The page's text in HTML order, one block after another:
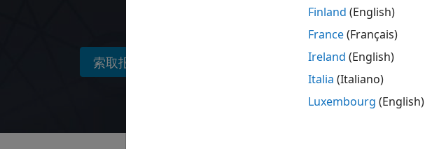
索取报价
Finland (English)
France(Français)
Ireland (English)
Italia (Italiano)
Luxembourg (English)